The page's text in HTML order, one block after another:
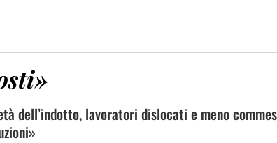
dell’indotto, lavoratori dislocati e meno